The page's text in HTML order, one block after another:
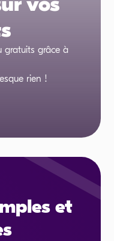
gratuits grâce à
rien !
et